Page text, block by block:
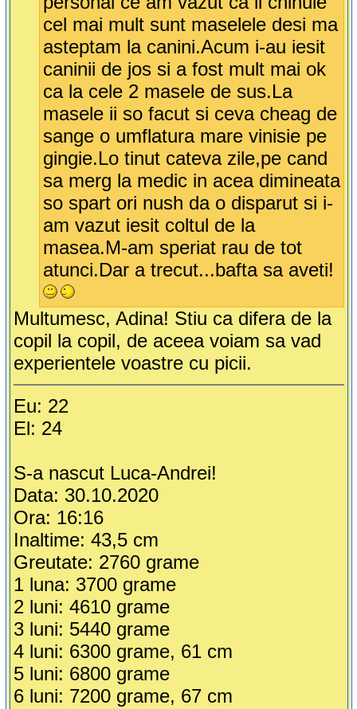
cel mai mult sunt maselele desi ma
asteptam la canini.Acum i-au iesit
caninii de jos si a fost mult mai ok
ca la cele 2 masele de sus.La
masele ii so facut si ceva cheag de
sange o umflatura mare vinisie pe
gingie.Lo tinut cateva zile,pe cand
sa merg la medic in acea dimineata
so spart ori nush da o disparut si i-
am vazut iesit coltul de la
masea.M-am speriat rau de tot
atunci.Dar a trecut...bafta sa aveti!
Multumesc, Adina! Stiu ca difera de la
copil la copil, de aceea voiam sa vad
experientele voastre cu picii.
Eu: 22
El: 24
S-a nascut Luca-Andrei!
Data: 30.10.2020
Ora: 16:16
Inaltime: 43,5 cm
Greutate: 2760 grame
1 luna: 3700 grame
2 luni: 4610 grame
3 luni: 5440 grame
4 luni: 6300 grame, 61 cm
5 luni: 6800 grame
6 luni: 7200 grame, 67 cm